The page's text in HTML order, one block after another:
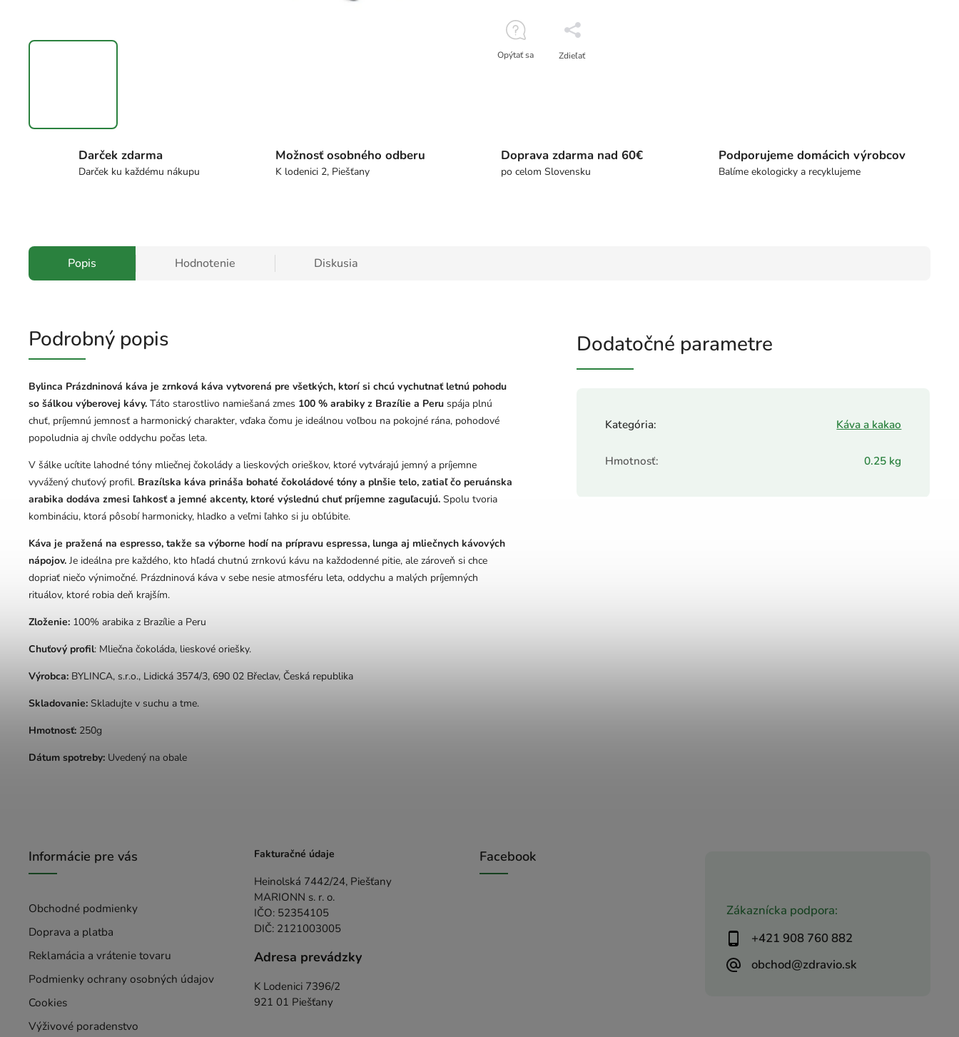
Opýtať sa Zdieľať
Darček zdarma
Darček ku každému nákupu
Možnosť osobného odberu
K lodenici 2, Piešťany
Doprava zdarma nad 60€
po celom Slovensku
Podporujeme domácich výrobcov
Balíme ekologicky a recyklujeme
Popis Hodnotenie Diskusia
Podrobný popis
Bylinca Prázdninová káva je zrnková káva vytvorená pre všetkých, ktorí si chcú vychutnať letnú pohodu
so šálkou výberovej kávy. Táto starostlivo namiešaná zmes 100 % arabiky z Brazílie a Peru spája plnú
chuť, príjemnú jemnosť a harmonický charakter, vďaka čomu je ideálnou voľbou na pokojné rána, pohodové
popoludnia aj chvíle oddychu počas leta.
V šálke ucítite lahodné tóny mliečnej čokolády a lieskových orieškov, ktoré vytvárajú jemný a príjemne
vyvážený chuťový profil. Brazílska káva prináša bohaté čokoládové tóny a plnšie telo, zatiaľ čo peruánska
arabika dodáva zmesi ľahkosť a jemné akcenty, ktoré výslednú chuť príjemne zaguľacujú. Spolu tvoria
kombináciu, ktorá pôsobí harmonicky, hladko a veľmi ľahko si ju obľúbite.
Káva je pražená na espresso, takže sa výborne hodí na prípravu espressa, lunga aj mliečnych kávových
nápojov. Je ideálna pre každého, kto hľadá chutnú zrnkovú kávu na každodenné pitie, ale zároveň si chce
dopriať niečo výnimočné. Prázdninová káva v sebe nesie atmosféru leta, oddychu a malých príjemných
rituálov, ktoré robia deň krajším.
Zloženie: 100% arabika z Brazílie a Peru
Chuťový profil: Mliečna čokoláda, lieskové oriešky.
Výrobca: BYLINCA, s.r.o., Lidická 3574/3, 690 02 Břeclav, Česká republika
Skladovanie: Skladujte v suchu a tme.
Hmotnosť: 250g
Dátum spotreby: Uvedený na obale
Dodatočné parametre
Kategória: Káva a kakao
Hmotnosť: 0.25 kg
Zákaznícka podpora:
+421 908 760 882
obchod@zdravio.sk
Informácie pre vás
Obchodné podmienky
Doprava a platba
Reklamácia a vrátenie tovaru
Podmienky ochrany osobných údajov
Cookies
Výživové poradenstvo
Fakturačné údaje
Heinolská 7442/24, Piešťany
MARIONN s. r. o.
IČO: 52354105
DIČ: 2121003005
Adresa prevádzky
K Lodenici 7396/2
921 01 Piešťany
Facebook